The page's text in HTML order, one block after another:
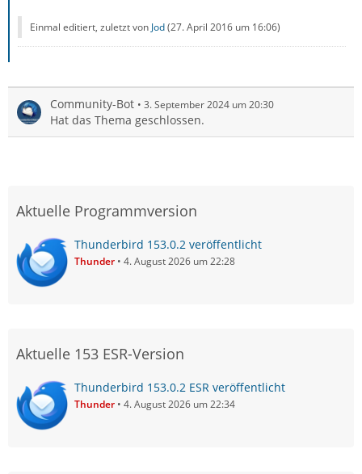
Einmal editiert, zuletzt von Jod(27. April 2016 um 16:06)
Community-Bot 3. September 2024 um 20:30
Hat das Thema geschlossen.
Aktuelle Programmversion
Thunderbird 153.0.2 veröffentlicht
Thunder 4. August 2026 um 22:28
Aktuelle 153 ESR-Version
Thunderbird 153.0.2 ESR veröffentlicht
Thunder 4. August 2026 um 22:34